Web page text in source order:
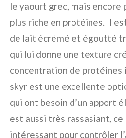
le yaourt grec, mais encore
plus riche en protéines. Il
de lait écrémé et égoutté
qui lui donne une texture
concentration de protéines
skyr est une excellente
qui ont besoin d’un apport
est aussi très rassasiant,
intéressant pour contrôler